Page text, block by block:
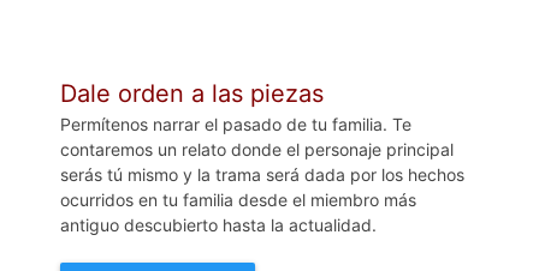
Dale orden a las piezas
Permítenos narrar el pasado de tu familia. Te
contaremos un relato donde el personaje principal
serás tú mismo y la trama será dada por los hechos
ocurridos en tu familia desde el miembro más
antiguo descubierto hasta la actualidad.